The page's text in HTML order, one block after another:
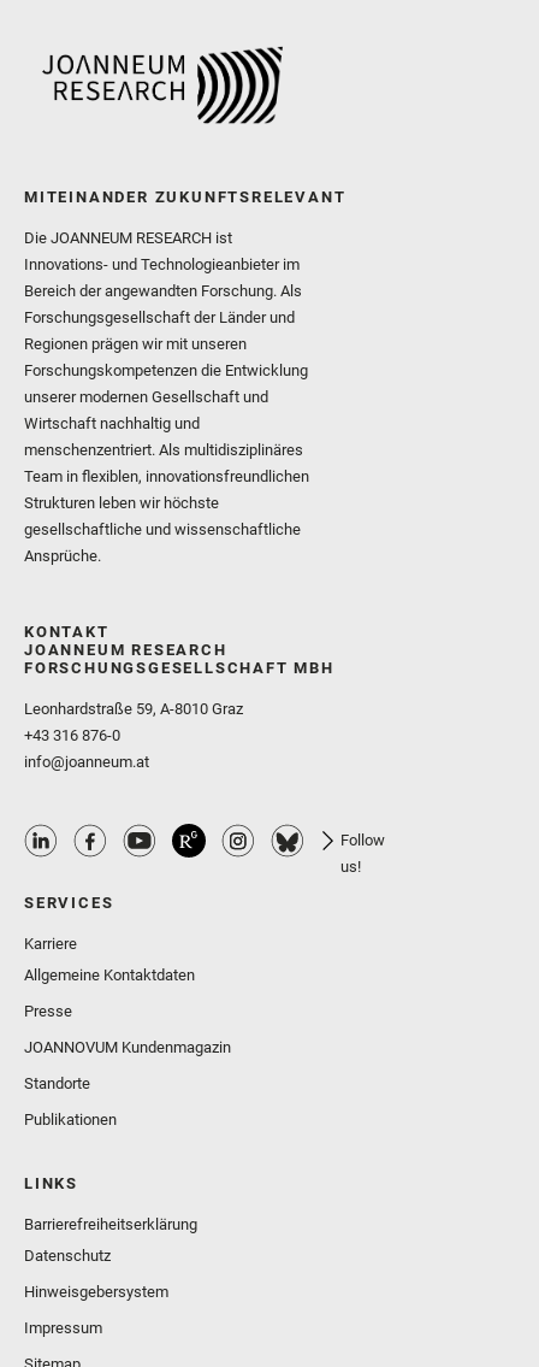
MITEINANDER ZUKUNFTSRELEVANT
Die JOANNEUM RESEARCH ist
Innovations- und Technologieanbieter im
Bereich der angewandten Forschung. Als
Forschungsgesellschaft der Länder und
Regionen prägen wir mit unseren
Forschungskompetenzen die Entwicklung
unserer modernen Gesellschaft und
Wirtschaft nachhaltig und
menschenzentriert. Als multidisziplinäres
Team in flexiblen, innovationsfreundlichen
Strukturen leben wir höchste
gesellschaftliche und wissenschaftliche
Ansprüche.
KONTAKT
JOANNEUM RESEARCH
FORSCHUNGSGESELLSCHAFT MBH
Leonhardstraße 59, A-8010 Graz
+43 316 876-0
info@joanneum.at
Follow
us!
SERVICES
Karriere
Allgemeine Kontaktdaten
Presse
JOANNOVUM Kundenmagazin
Standorte
Publikationen
LINKS
Barrierefreiheitserklärung
Datenschutz
Hinweisgebersystem
Impressum